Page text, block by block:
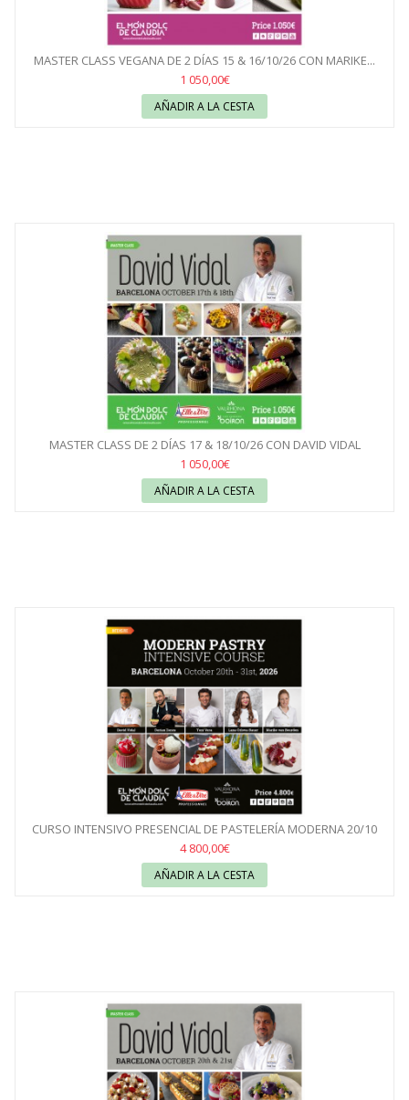
MASTER CLASS VEGANA DE 2 DÍAS 15 & 16/10/26 CON MARIKE...
1 050,00€
AÑADIR A LA CESTA
MASTER CLASS DE 2 DÍAS 17 & 18/10/26 CON DAVID VIDAL
1 050,00€
AÑADIR A LA CESTA
CURSO INTENSIVO PRESENCIAL DE PASTELERÍA MODERNA 20/10
AL...
4 800,00€
AÑADIR A LA CESTA